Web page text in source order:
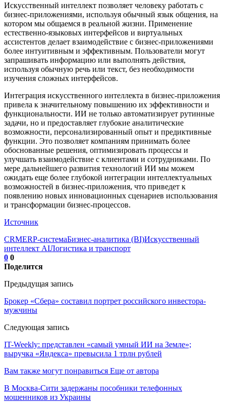
Искусственный интеллект позволяет человеку работать с
бизнес-приложениями, используя обычный язык общения, на
котором мы общаемся в реальной жизни. Применение
естественно-языковых интерфейсов и виртуальных
ассистентов делает взаимодействие с бизнес-приложениями
более интуитивным и эффективным. Пользователи могут
запрашивать информацию или выполнять действия,
используя обычную речь или текст, без необходимости
изучения сложных интерфейсов.
Интеграция искусственного интеллекта в бизнес-приложения
привела к значительному повышению их эффективности и
функциональности. ИИ не только автоматизирует рутинные
задачи, но и предоставляет глубокие аналитические
возможности, персонализированный опыт и предиктивные
функции. Это позволяет компаниям принимать более
обоснованные решения, оптимизировать процессы и
улучшать взаимодействие с клиентами и сотрудниками. По
мере дальнейшего развития технологий ИИ мы можем
ожидать еще более глубокой интеграции интеллектуальных
возможностей в бизнес-приложения, что приведет к
появлению новых инновационных сценариев использования
и трансформации бизнес-процессов.
Источник
CRMERP-системаБизнес-аналитика (BI)Искусственный
интеллект AIЛогистика и транспорт
0 0
Поделится
Предыдущая запись
Брокер «Сбера» составил портрет российского инвестора-
мужчины
Следующая запись
IT-Weekly: представлен «самый умный ИИ на Земле»;
выручка «Яндекса» превысила 1 трлн рублей
Вам также могут понравиться Еще от автора
В Москва-Сити задержаны пособники телефонных
мошенников из Украины